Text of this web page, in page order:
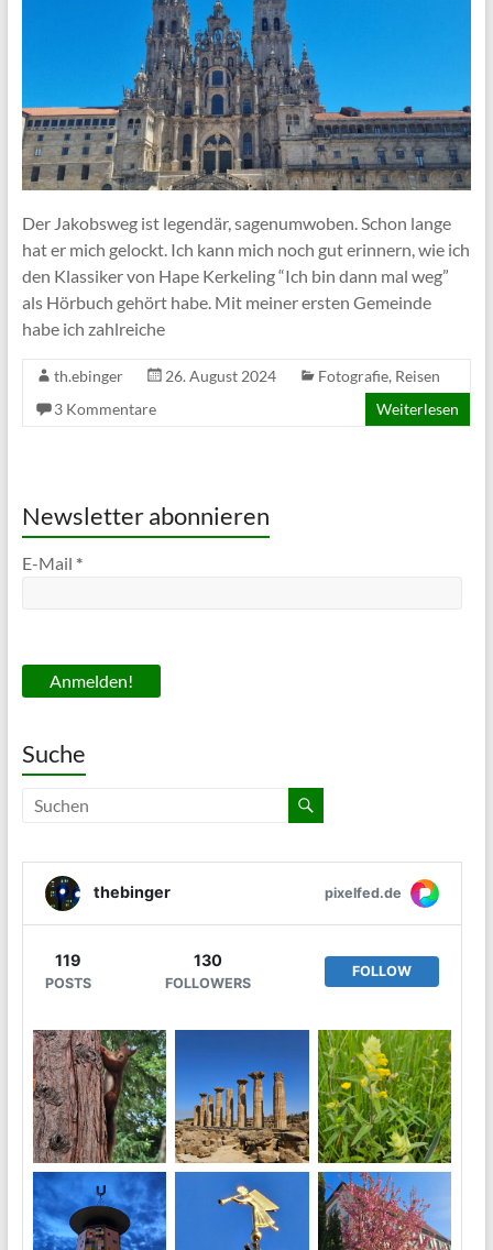
Der Jakobsweg ist legendär, sagenumwoben. Schon lange
hat er mich gelockt. Ich kann mich noch gut erinnern, wie ich
den Klassiker von Hape Kerkeling “Ich bin dann mal weg”
als Hörbuch gehört habe. Mit meiner ersten Gemeinde
habe ich zahlreiche
th.ebinger 26. August 2024 Fotografie, Reisen
3 Kommentare
Weiterlesen
Newsletter abonnieren
E-Mail *
Suche